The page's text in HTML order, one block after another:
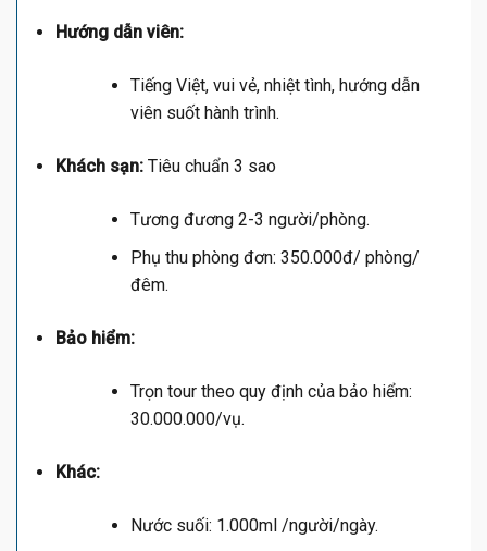
Hướng dẫn viên:
Tiếng Việt, vui vẻ, nhiệt tình, hướng dẫn
viên suốt hành trình.
Khách sạn:Tiêu chuẩn 3 sao
Tương đương 2-3 người/phòng.
Phụ thu phòng đơn: 350.000đ/ phòng/
đêm.
Bảo hiểm:
Trọn tour theo quy định của bảo hiểm:
30.000.000/vụ.
Khác:
Nước suối: 1.000ml /người/ngày.